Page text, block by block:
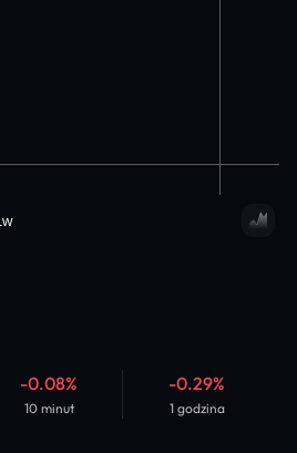
-0.08%
10 minut
-0.29%
1 godzina